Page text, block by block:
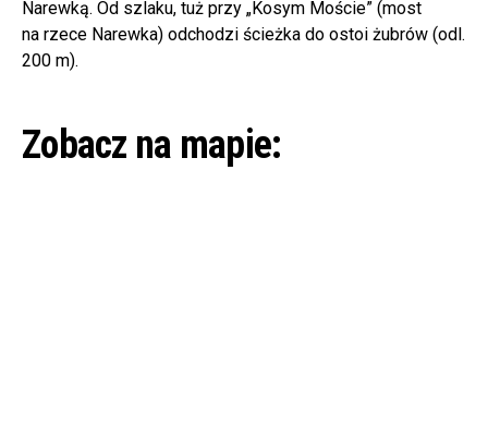
Narewką. Od szlaku, tuż przy „Kosym Moście” (most
na rzece Narewka) odchodzi ścieżka do ostoi żubrów (odl.
200 m).
Zobacz na mapie: